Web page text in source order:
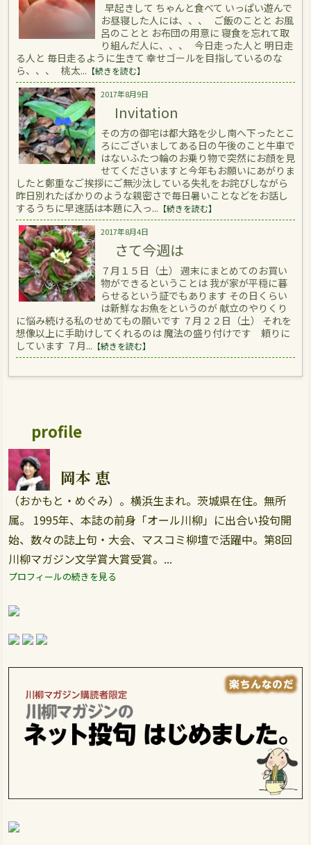
早起きして ちゃんと食べて いっぱい遊んで
お昼寝した人には、、、 ご飯のことと お風
呂のことと お布団の用意に 寝食を忘れて取
り組んだ人に、、、 今日走った人と 明日走
る人と 毎日走るように生きて 幸せゴールを目指しているのな
ら、、、 桃太... 【続きを読む】
2017年8月9日
Invitation
その方の御宅は都大路を少し南へ下ったとこ
ろにございましてある日の午後のこと牛車で
はないふたつ輪のお乗り物で突然にお顔を見
せてくださいますと今年もお願いにあがりま
したと鄭重なご挨拶にご無沙汰している失礼をお詫びしながら
昨日別れたばかりのような親密さで毎日暑いことなどをお話し
するうちに早速話は本題に入っ... 【続きを読む】
2017年8月4日
さて今週は
７月１５日（土） 週末にまとめてのお買い
物ができるということは 我が家が平穏に暮
らせるという証でもあります その日くらい
は新鮮なお魚をというのが 献立のやりくり
に悩み続ける私のせめてもの願いです ７月２２日（土） それを
想像以上に手助けしてくれるのは 魔法の盛り付けです 頼りに
しています ７月... 【続きを読む】
profile
岡本 恵
（おかもと・めぐみ）。横浜生まれ。茨城県在住。無所
属。 1995年、本誌の前身「オール川柳」に出合い投句開
始、数々の誌上句・大会、マスコミ柳壇で活躍中。第8回
川柳マガジン文学賞大賞受賞。...
プロフィールの続きを見る